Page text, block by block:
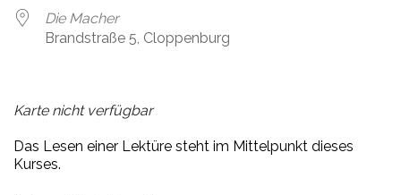
Die Macher
Brandstraße 5, Cloppenburg
Karte nicht verfügbar
Das Lesen einer Lektüre steht im Mittelpunkt dieses
Kurses.